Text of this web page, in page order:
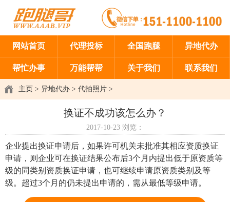
网站首页 代理投标 全国跑腿 异地代办
帮忙办事 万能帮帮 关于我们 联系我们
主页 > 异地代办 > 代拍照片 >
换证不成功该怎么办？
2017-10-23 浏览：
企业提出换证申请后，如果许可机关未批准其相应资质换证
申请，则企业可在换证结果公布后3个月内提出低于原资质等
级的同类别资质换证申请，也可继续申请原资质类别及等
级。超过3个月的仍未提出申请的，需从最低等级申请。